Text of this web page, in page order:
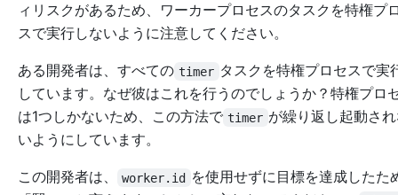
ィリスクがあるため、ワーカープロセスのタスクを特権プ
スで実行しないように注意してください。
ある開発者は、すべての timer タスクを特権プロセスで実
しています。なぜ彼はこれを行うのでしょうか？特権プロ
は1つしかないため、この方法で timer が繰り返し起動さ
いようにしています。
この開発者は、 worker.id を使用せずに目標を達成したた